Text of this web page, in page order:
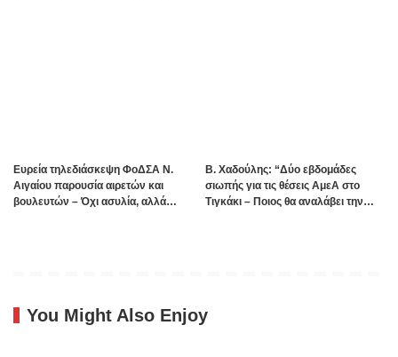
Ευρεία τηλεδιάσκεψη ΦοΔΣΑ Ν.
Αιγαίου παρουσία αιρετών και
βουλευτών – Όχι ασυλία, αλλά
B. Xαδούλης: “Δύο εβδομάδες
σιωπής για τις θέσεις ΑμεΑ στο
Τιγκάκι – Ποιος θα αναλάβει την
You Might Also Enjoy